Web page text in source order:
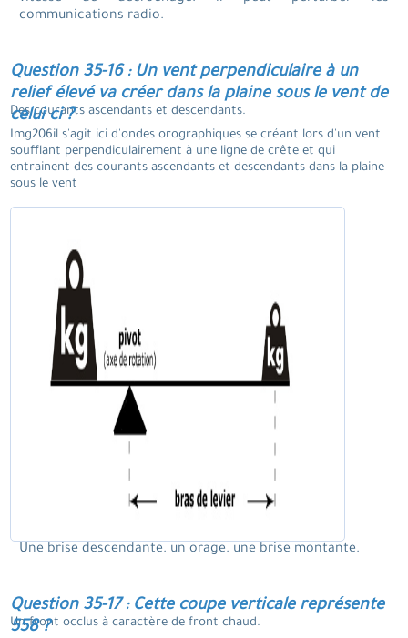
communications radio.
Question 35-16 : Un vent perpendiculaire à un
relief élevé va créer dans la plaine sous le vent de
celui ci ?
Des courants ascendants et descendants.
Img206il s'agit ici d'ondes orographiques se créant lors d'un vent
soufflant perpendiculairement à une ligne de crête et qui
entrainent des courants ascendants et descendants dans la plaine
sous le vent
Une brise descendante. un orage. une brise montante.
Question 35-17 : Cette coupe verticale représente
558 ?
Un front occlus à caractère de front chaud.